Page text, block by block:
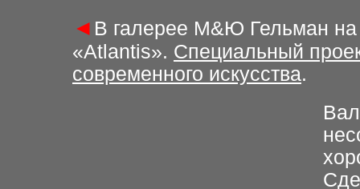
◄ В галерее М&Ю Гельман
«Atlantis». Специальный
современного искусства.